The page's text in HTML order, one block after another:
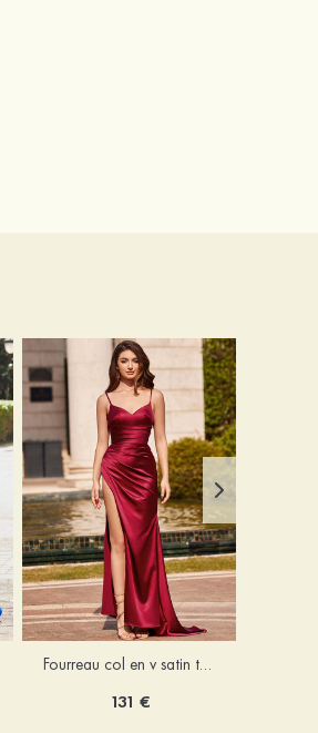
Fourreau col en v satin traîne balayage robe de bal
131 €